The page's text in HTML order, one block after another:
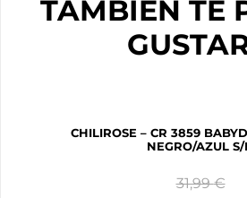
TAMBIÉN TE
CHILIROSE – CR 3859
NEGRO/AZUL S/
31,99€